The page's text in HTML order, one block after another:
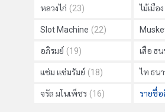
หลวงไก่ (23) ไม้เมือง
Slot Machine (22)
อภิรมย์ (19) เสือ ธ
แช่ม แช่มรัมย์ (18) ไท ธน
จรัล มโนเพ็ชร (16) รายชื่